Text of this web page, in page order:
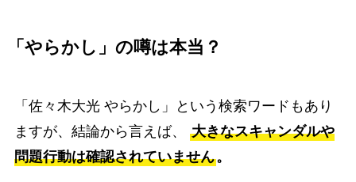
「やらかし」の噂は本当？
「佐々木大光 やらかし」という検索ワードもあり
ますが、結論から言えば、 大きなスキャンダルや
問題行動は確認されていません。